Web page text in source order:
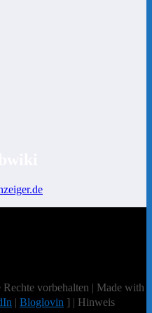
vorbehalten | Made with
| Bloglovin ] | Hinweis